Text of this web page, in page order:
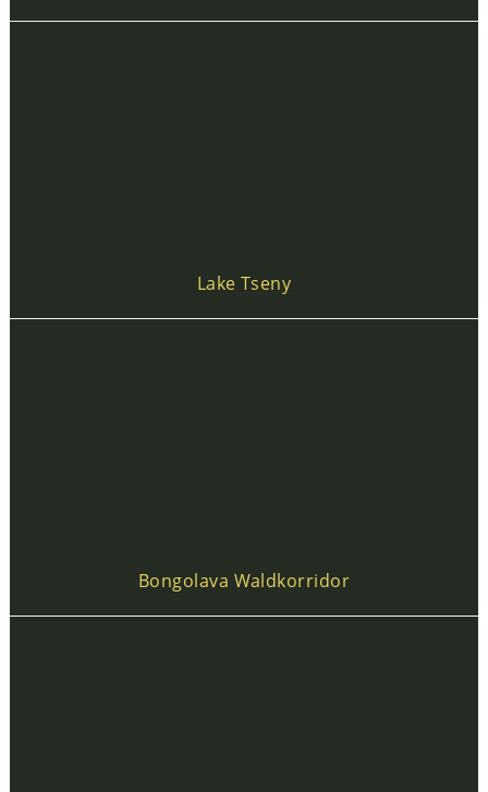
Lake Tseny
Bongolava Waldkorridor